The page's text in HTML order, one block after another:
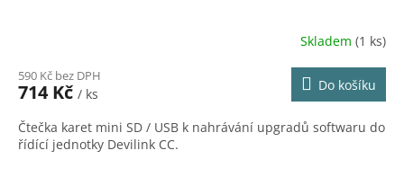
Skladem (1 ks)
590 Kč bez DPH
714 Kč / ks
Do košíku
Čtečka karet mini SD / USB k nahrávání upgradů softwaru do
řídící jednotky Devilink CC.